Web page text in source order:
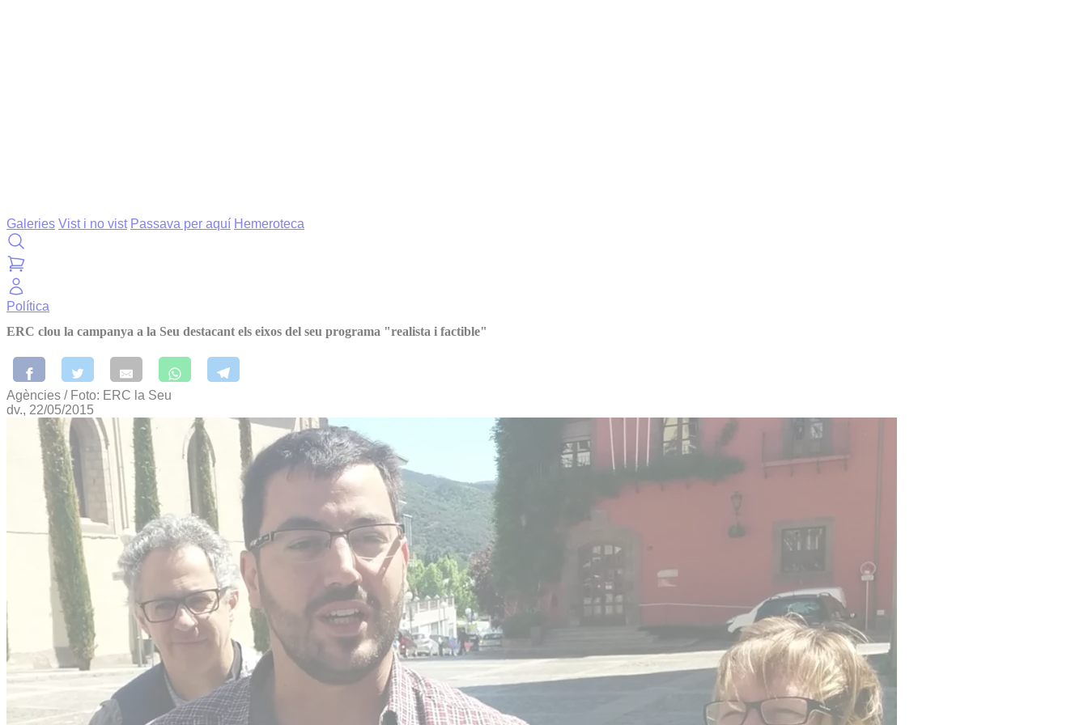
Galeries Vist i no vist Passava per aquí Hemeroteca
Política
ERC clou la campanya a la Seu destacant els eixos del seu programa "realista i factible"
Agències / Foto: ERC la Seu
dv., 22/05/2015